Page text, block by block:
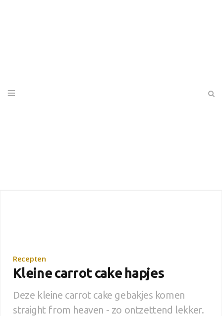
Recepten
Kleine carrot cake hapjes
Deze kleine carrot cake gebakjes komen
straight from heaven - zo ontzettend lekker.